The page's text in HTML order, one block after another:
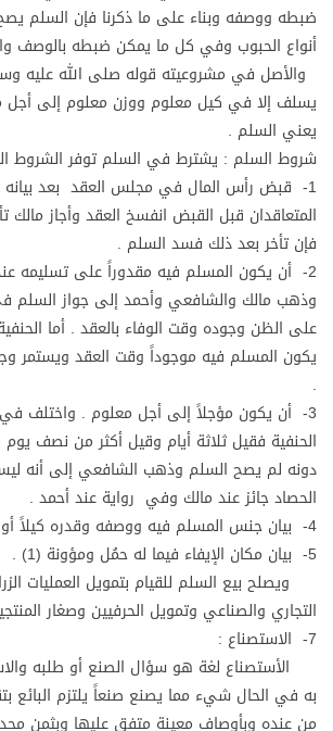
ضبطه ووصفه وبناء على ما ذكرنا فإن السلم
أنواع الحبوب وفي كل ما يمكن ضبطه بالوصف
والأصل في مشروعيته قوله صلى الله عليه
يعني السلم .
شروط السلم : يشترط في السلم توفر الشروط
1- قبض رأس المال في مجلس العقد بعد بيانه
المتعاقدان قبل القبض انفسخ العقد وأجاز مالك
فإن تأخر بعد ذلك فسد السلم .
2- أن يكون المسلم فيه مقدوراً على تسليمه
وذهب مالك والشافعي وأحمد إلى جواز السلم
على الظن وجوده وقت الوفاء بالعقد . أما
يكون المسلم فيه موجوداً وقت العقد ويستمر
.
3- أن يكون مؤجلاً إلى أجل معلوم . واختلف
الحنفية فقيل ثلاثة أيام وقيل أكثر من نصف
دونه لم يصح السلم وذهب الشافعي إلى أنه
الحصاد جائز عند مالك وفي رواية عند أحمد .
4- بيان جنس المسلم فيه ووصفه وقدره كيلاً أو وزناً أو عداً .
5- بيان مكان الإيفاء فيما له حمُل ومؤونة (1) .
ويصلح بيع السلم للقيام بتمويل العمليات
التجاري والصناعي وتمويل الحرفيين وصغار
7- الاستصناع :
الأستصناع لغة هو سؤال الصنع أو طلبه
به في الحال شيء مما يصنع صنعاً يلتزم البائع
من عنده وبأوصاف معينة متفق عليها وبثمن